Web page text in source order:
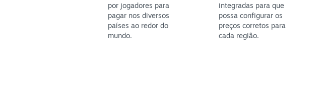
por jogadores para
pagar nos diversos
países ao redor do
mundo.
integradas para que
possa configurar os
preços corretos para
cada região.